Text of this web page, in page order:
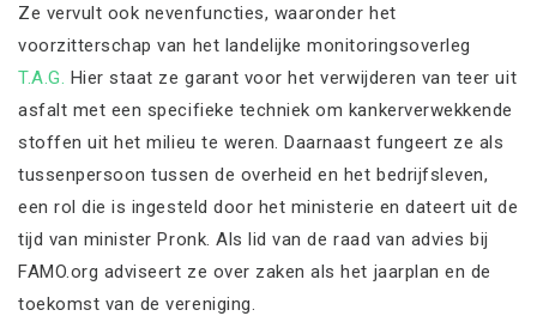
Ze vervult ook nevenfuncties, waaronder het
voorzitterschap van het landelijke monitoringsoverleg
T.A.G. Hier staat ze garant voor het verwijderen van teer uit
asfalt met een specifieke techniek om kankerverwekkende
stoffen uit het milieu te weren. Daarnaast fungeert ze als
tussenpersoon tussen de overheid en het bedrijfsleven,
een rol die is ingesteld door het ministerie en dateert uit de
tijd van minister Pronk. Als lid van de raad van advies bij
FAMO.org adviseert ze over zaken als het jaarplan en de
toekomst van de vereniging.